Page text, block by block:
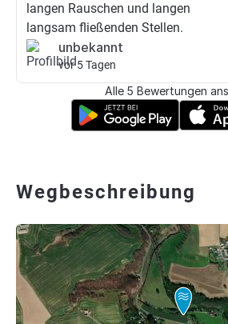
langen Rauschen und langen
langsam fließenden Stellen.
unbekannt
vor 5 Tagen
Alle 5 Bewertungen
Wegbeschreibung